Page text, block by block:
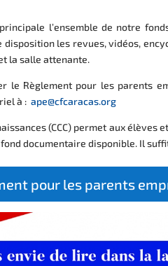
l’ensemble de notre
les revues, vidéos,
la salle attenante.
le Règlement pour les parents
à :ape@cfcaracas.org
(CCC) permet aux élèves
documentaire disponible. Il
pour les parents